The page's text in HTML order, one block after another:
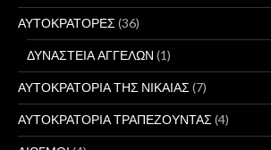
ΑΥΤΟΚΡΑΤΟΡΕΣ (36)
ΔΥΝΑΣΤΕΙΑ ΑΓΓΕΛΩΝ (1)
ΑΥΤΟΚΡΑΤΟΡΙΑ ΤΗΣ ΝΙΚΑΙΑΣ (7)
ΑΥΤΟΚΡΑΤΟΡΙΑ ΤΡΑΠΕΖΟΥΝΤΑΣ (4)